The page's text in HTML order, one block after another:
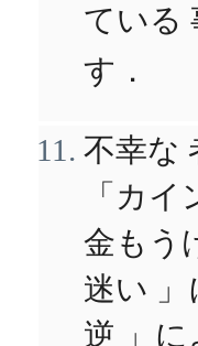
ている
す．
不幸な
「カイ
金もう
迷い 」
逆 」